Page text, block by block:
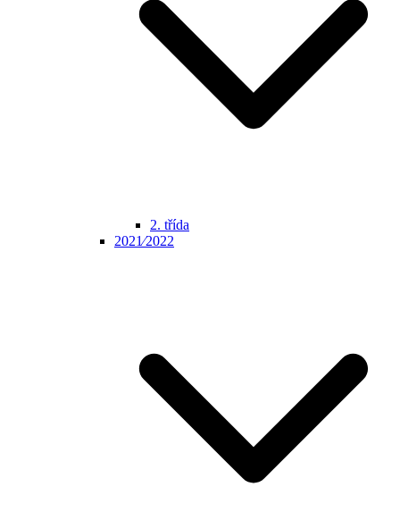
2. třída
2021⁄2022